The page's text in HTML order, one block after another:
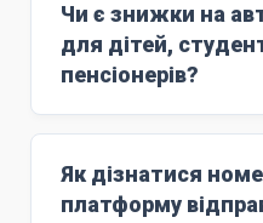
м'які комфортні
Wi-Fi;
кондиціонер;
працюючий туалет;
стюардесу;
Чи є знижки на
для дітей,
пенсіонерів?
Знижки
років. Для цього
квитка становить
Як дізнатися
платформу